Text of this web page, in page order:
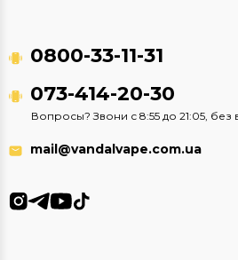
0800-33-11-31
073-414-20-30
Вопросы? Звони с 8:55 до 21:05, без
mail@vandalvape.com.ua